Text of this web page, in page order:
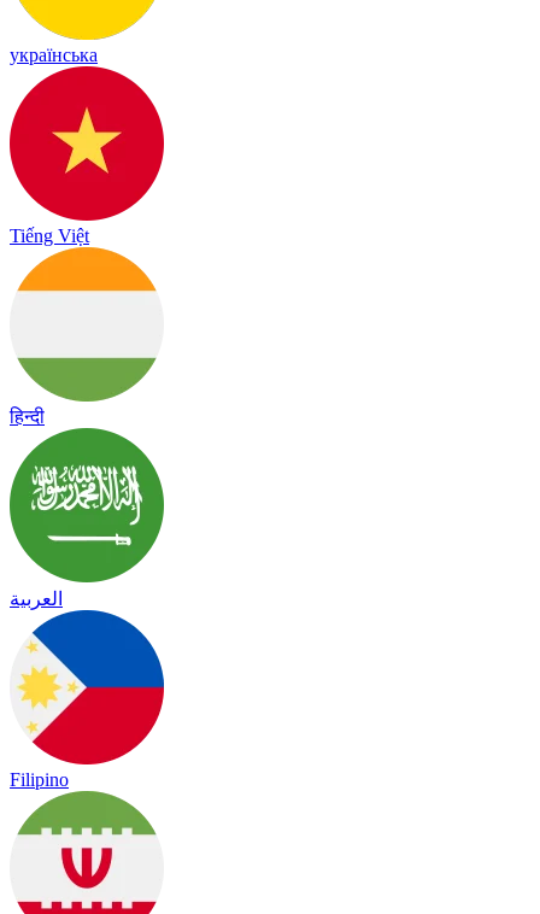
українська
Tiếng Việt
हिन्दी
العربية
Filipino